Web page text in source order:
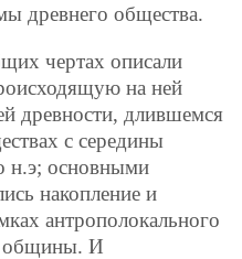
древнего общества.
чертах описали
на ней
древности, длившемся
с середины
н.э; основными
накопление и
антрополокального
общины. И